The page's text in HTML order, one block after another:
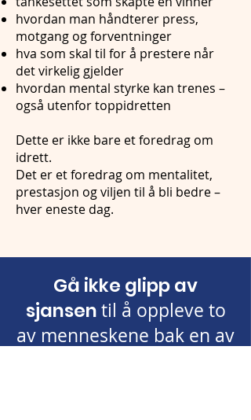
hvordan man håndterer press,
motgang og forventninger
hva som skal til for å prestere når
det virkelig gjelder
hvordan mental styrke kan trenes –
også utenfor toppidretten
Dette er ikke bare et foredrag om
idrett.
Det er et foredrag om mentalitet,
prestasjon og viljen til å bli bedre –
hver eneste dag.
Gå ikke glipp av
sjansentil å oppleve to
av menneskene bak en av